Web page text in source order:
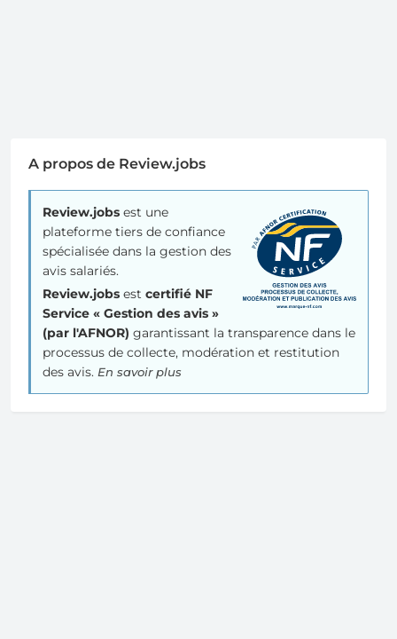
A propos de Review.jobs
Review.jobs est une
plateforme tiers de confiance
spécialisée dans la gestion des
avis salariés.
Review.jobs est certifié NF
Service « Gestion des avis »
(par l'AFNOR) garantissant la transparence dans le
processus de collecte, modération et restitution
des avis. En savoir plus